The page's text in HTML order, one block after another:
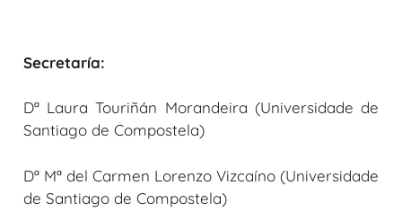
Secretaría:
Dª Laura Touriñán Morandeira (Universidade de
Santiago de Compostela)
Dª Mª del Carmen Lorenzo Vizcaíno (Universidade
de Santiago de Compostela)